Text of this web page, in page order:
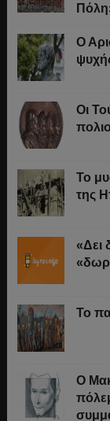
Ο
Οι
Το
της
«Δει
Το
O